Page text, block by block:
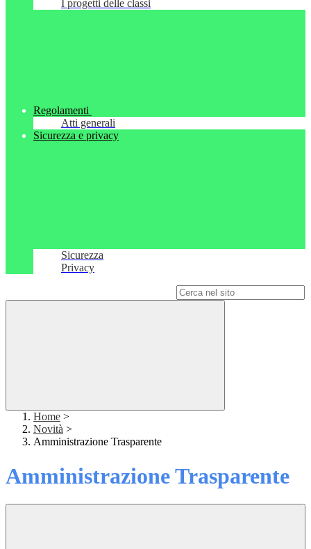
I progetti delle classi
Regolamenti
Atti generali
Sicurezza e privacy
Sicurezza
Privacy
Home >
Novità >
Amministrazione Trasparente
Amministrazione Trasparente